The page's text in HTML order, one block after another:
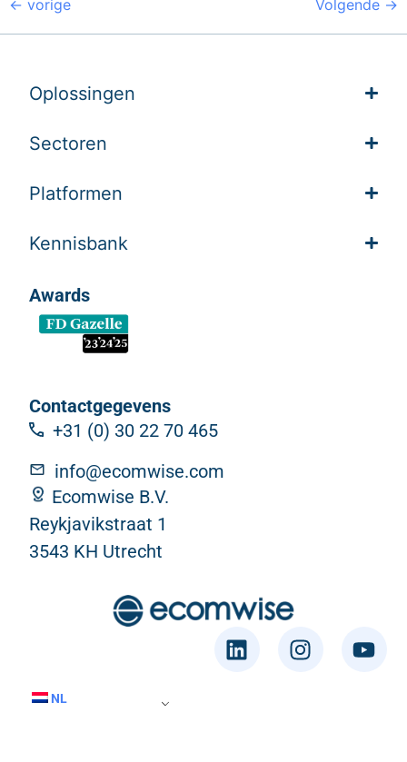
← vorige Volgende →
Oplossingen
Sectoren
Platformen
Kennisbank
Awards
Contactgegevens
+31 (0) 30 22 70 465
info@ecomwise.com
Ecomwise B.V.
Reykjavikstraat 1
3543 KH Utrecht
NL